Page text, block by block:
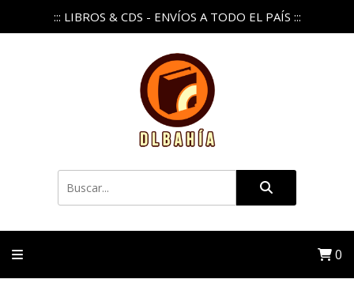
::: LIBROS & CDS - ENVÍOS A TODO EL PAÍS :::
0